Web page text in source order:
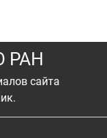
РАН
сайта